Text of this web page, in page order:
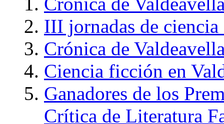
III jornadas de
Crónica de
Ciencia ficción en
Ganadores de los
Crítica de Literatura